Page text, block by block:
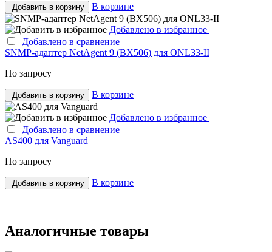
Добавить в корзину В корзине
Добавлено в избранное
Добавлено в сравнение
SNMP-адаптер NetAgent 9 (BX506) для ONL33-II
По запросу
Добавить в корзину В корзине
Добавлено в избранное
Добавлено в сравнение
AS400 для Vanguard
По запросу
Добавить в корзину В корзине
Аналогичные товары